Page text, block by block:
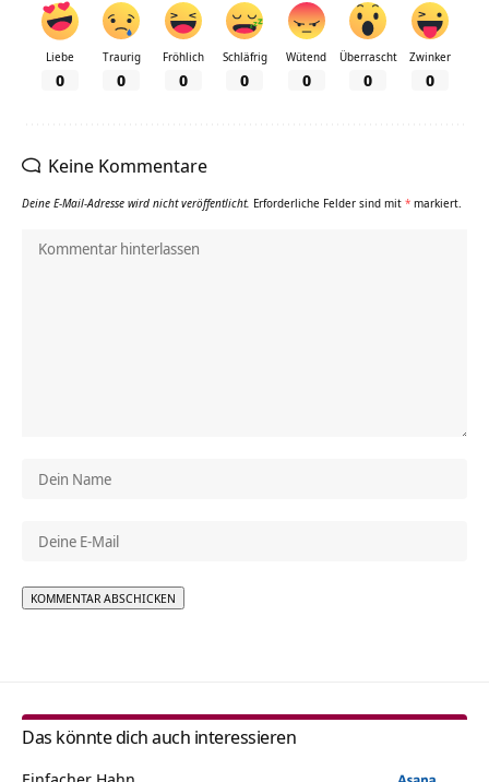
Liebe
0
Traurig
0
Fröhlich
0
Schläfrig
0
Wütend
0
Überrascht
0
Zwinker
0
Keine Kommentare
Deine E-Mail-Adresse wird nicht veröffentlicht. Erforderliche Felder sind mit * markiert.
Das könnte dich auch interessieren